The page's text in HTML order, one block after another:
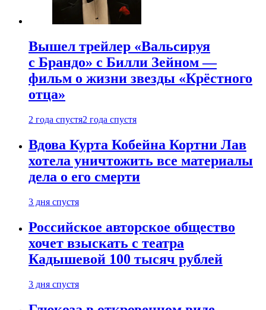
Вышел трейлер «Вальсируя
с Брандо» с Билли Зейном —
фильм о жизни звезды «Крёстного
отца»
2 года спустя2 года спустя
Вдова Курта Кобейна Кортни Лав
хотела уничтожить все материалы
дела о его смерти
3 дня спустя
Российское авторское общество
хочет взыскать с театра
Кадышевой 100 тысяч рублей
3 дня спустя